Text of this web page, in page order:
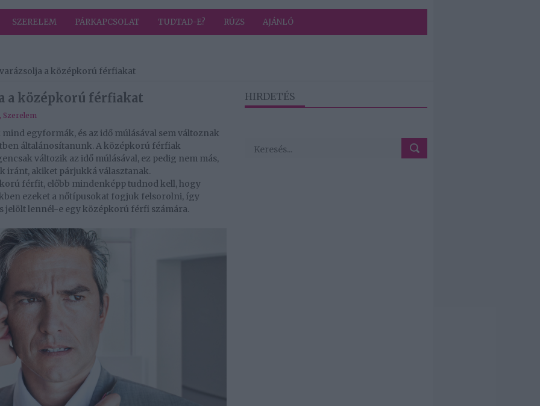
SZERELEM PÁRKAPCSOLAT TUDTAD-E? RÚZS AJÁNLÓ
a középkorú férfiakat
a középkorú férfiakat
, Szerelem
egyformák, és az idő múlásával sem változnak
általánosítanunk. A középkorú férfiak
változik az idő múlásával, ez pedig nem más,
iránt, akiket párjukká választanak.
férfit, előbb mindenképp tudnod kell, hogy
ezeket a nőtípusokat fogjuk felsorolni, így
jelölt lennél-e egy középkorú férfi számára.
HIRDETÉS